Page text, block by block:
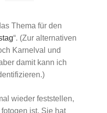
Thema für den
“. (Zur alternativen
Karnelval und
damit kann ich
wieder feststellen,
ist. Sie hat